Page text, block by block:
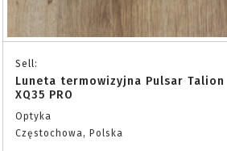
Sell:
Luneta termowizyjna Pulsar Talion
XQ35 PRO
Optyka
Częstochowa, Polska